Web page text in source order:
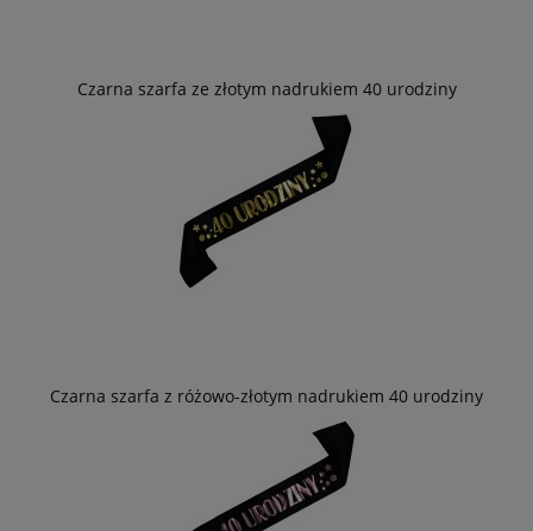
Czarna szarfa ze złotym nadrukiem 40 urodziny
Czarna szarfa z różowo-złotym nadrukiem 40 urodziny